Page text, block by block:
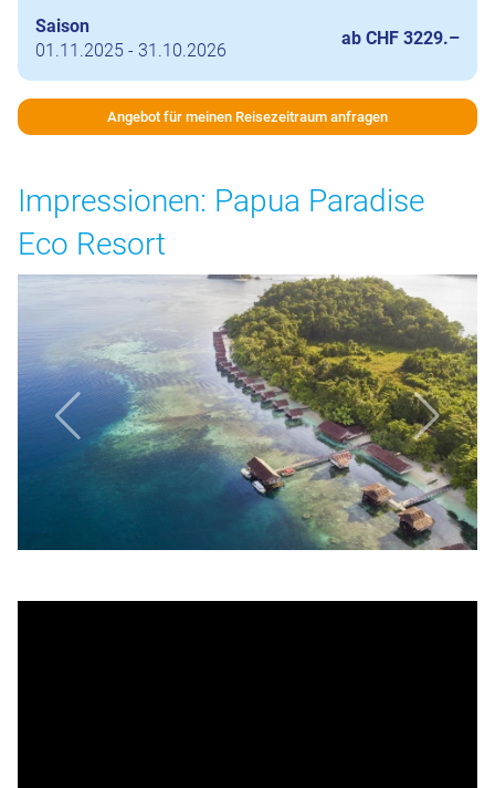
Saison
01.11.2025 - 31.10.2026
ab CHF 3229.–
Angebot für meinen Reisezeitraum anfragen
Impressionen: Papua Paradise
Eco Resort